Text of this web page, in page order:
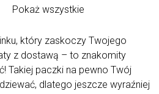
Pokaż wszystkie
który zaskoczy Twojego
z dostawą – to znakomity
Takiej paczki na pewno Twój
dlatego jeszcze wyraźniej